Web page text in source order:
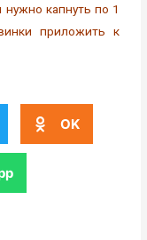
капнуть по 1
приложить к
OK